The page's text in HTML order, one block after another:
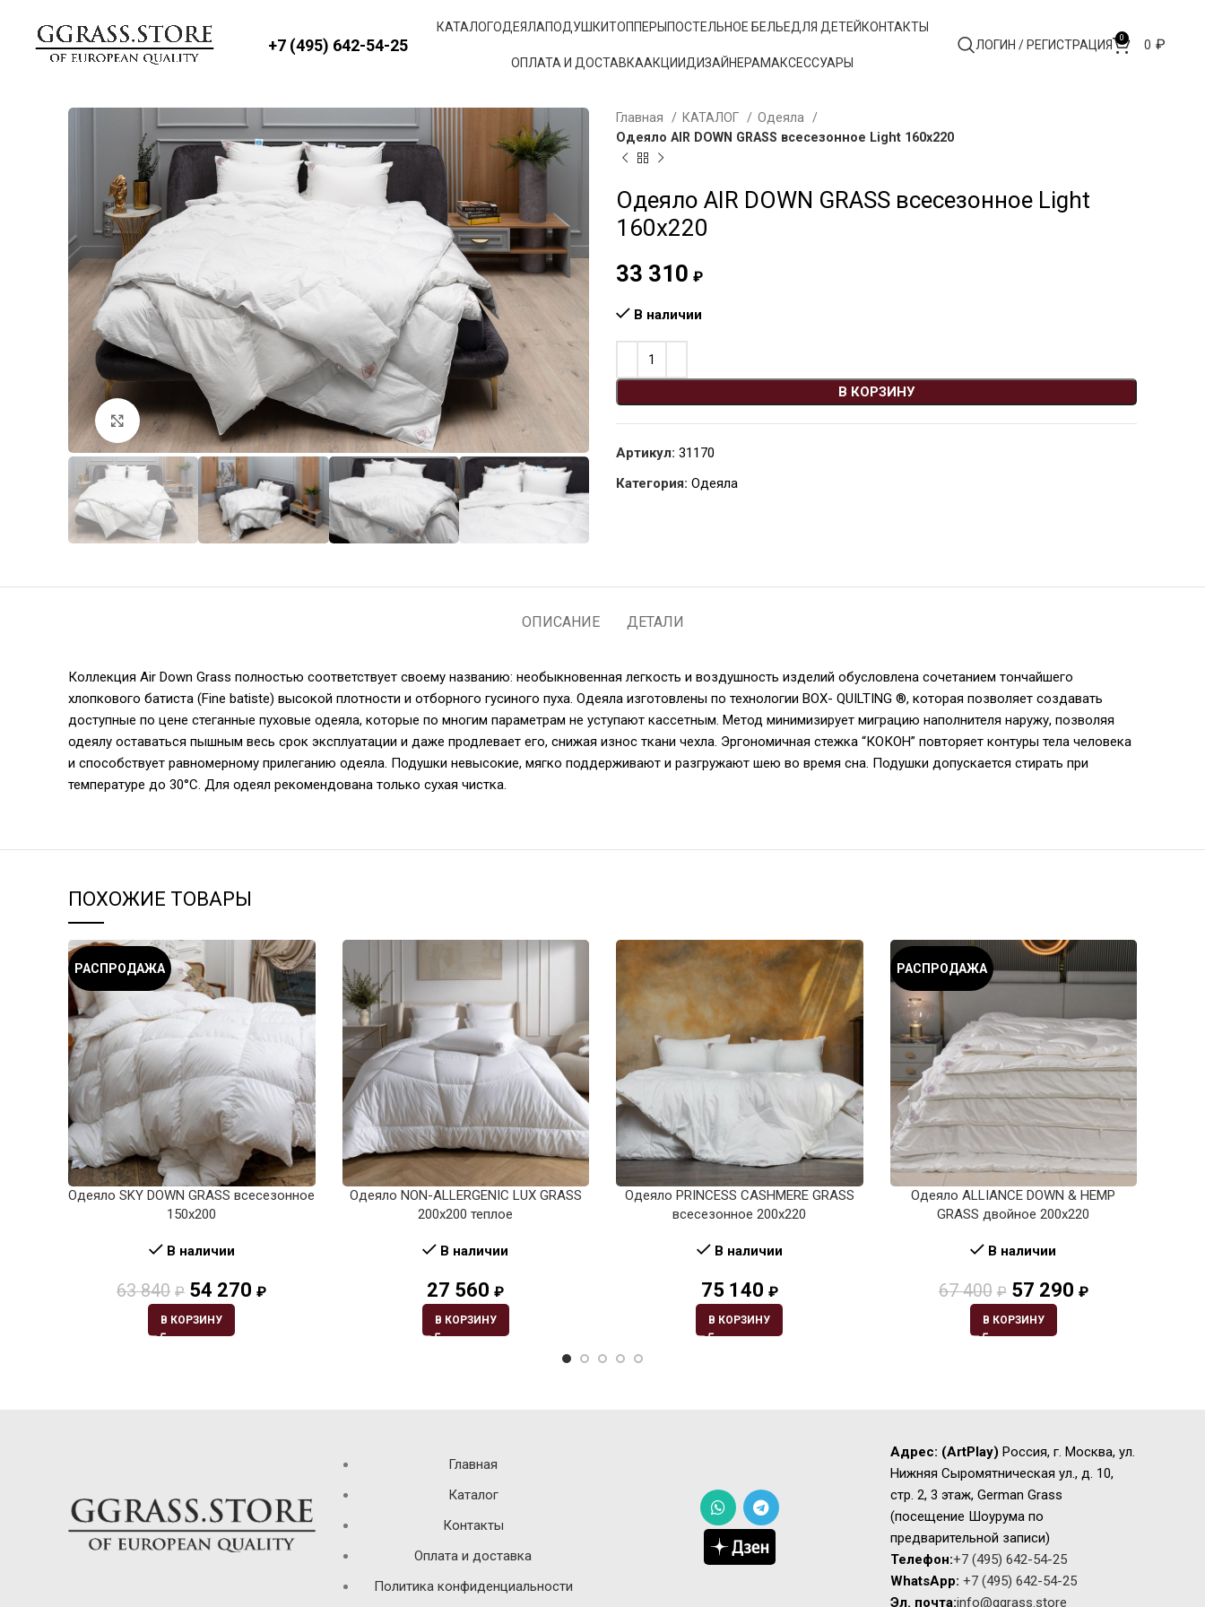
+7 (495) 642-54-25
КАТАЛОГОДЕЯЛАПОДУШКИТОППЕРЫ ПОСТЕЛЬНОЕ БЕЛЬЕДЛЯ ДЕТЕЙ КОНТАКТЫ
ОПЛАТА И ДОСТАВКААКЦИИДИЗАЙНЕРАМАКСЕССУАРЫ
ЛОГИН / РЕГИСТРАЦИЯ 0 0 ₽
Увеличить
Главная КАТАЛОГ
Одеяла
Одеяло AIR DOWN GRASS всесезонное Light 160х220
Одеяло AIR DOWN GRASS всесезонное Light
160х220
33 310 ₽
В наличии
В КОРЗИНУ
Артикул: 31170
Категория: Одеяла
ОПИСАНИЕ ДЕТАЛИ
Коллекция Air Down Grass полностью соответствует своему названию: необыкновенная легкость и воздушность изделий обусловлена сочетанием тончайшего
хлопкового батиста (Fine batiste) высокой плотности и отборного гусиного пуха. Одеяла изготовлены по технологии BOX- QUILTING ®, которая позволяет создавать
доступные по цене стеганные пуховые одеяла, которые по многим параметрам не уступают кассетным. Метод минимизирует миграцию наполнителя наружу, позволяя
одеялу оставаться пышным весь срок эксплуатации и даже продлевает его, снижая износ ткани чехла. Эргономичная стежка “КОКОН” повторяет контуры тела человека
и способствует равномерному прилеганию одеяла. Подушки невысокие, мягко поддерживают и разгружают шею во время сна. Подушки допускается стирать при
температуре до 30°С. Для одеял рекомендована только сухая чистка.
ПОХОЖИЕ ТОВАРЫ
РАСПРОДАЖА
Одеяло SKY DOWN GRASS всесезонное
150х200
В наличии
63 840 ₽ 54 270 ₽
В КОРЗИНУ
Одеяло NON-ALLERGENIC LUX GRASS
200х200 теплое
В наличии
27 560 ₽
В КОРЗИНУ
Одеяло PRINCESS CASHMERE GRASS
всесезонное 200х220
В наличии
75 140 ₽
В КОРЗИНУ
РАСПРОДАЖА
Одеяло ALLIANCE DOWN & HEMP
GRASS двойное 200х220
В наличии
67 400 ₽ 57 290 ₽
В КОРЗИНУ
Главная
Каталог
Контакты
Оплата и доставка
Политика конфиденциальности
Адрес: (ArtPlay) Россия, г. Москва, ул.
Нижняя Сыромятническая ул., д. 10,
стр. 2, 3 этаж, German Grass
(посещение Шоурума по
предварительной записи)
Телефон:+7 (495) 642-54-25
WhatsApp: +7 (495) 642-54-25
Эл. почта:info@ggrass.store